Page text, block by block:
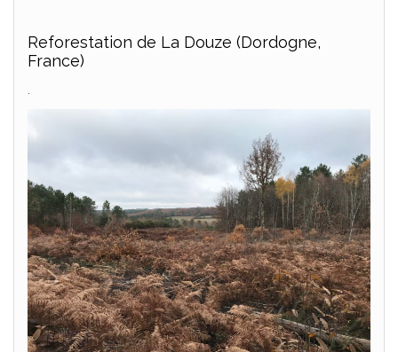
Reforestation de La Douze (Dordogne,
France)
.